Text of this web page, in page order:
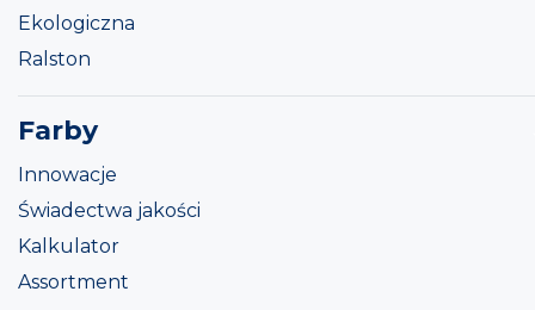
Ekologiczna
Ralston
Farby
Innowacje
Świadectwa jakości
Kalkulator
Assortment